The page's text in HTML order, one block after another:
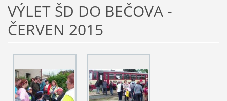
VÝLET ŠD DO BEČOVA -
ČERVEN 2015